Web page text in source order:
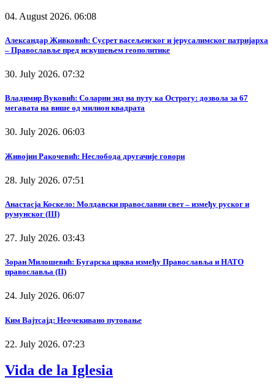
04. August 2026. 06:08
Александар Живковић: Сусрет васељенског и јерусалимског патријарха
– Православље пред искушењем геополитике
30. July 2026. 07:32
Владимир Вуковић: Соларни зид на путу ка Острогу: дозвола за 67
мегавата на више од милион квадрата
30. July 2026. 06:03
Живојин Ракочевић: Неслобода другачије говори
28. July 2026. 07:51
Анастасја Коскело: Молдавски православни свет – између руског и
румунског (III)
27. July 2026. 03:43
Зоран Милошевић: Бугарска црква између Православља и НАТО
православља (II)
24. July 2026. 06:07
Ким Вајтсајд: Неочекивано путовање
22. July 2026. 07:23
Vida de la Iglesia